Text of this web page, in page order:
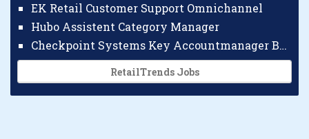
EK Retail Customer Support Omnichannel
Hubo Assistent Category Manager
Checkpoint Systems Key Accountmanager Benelux
RetailTrends Jobs